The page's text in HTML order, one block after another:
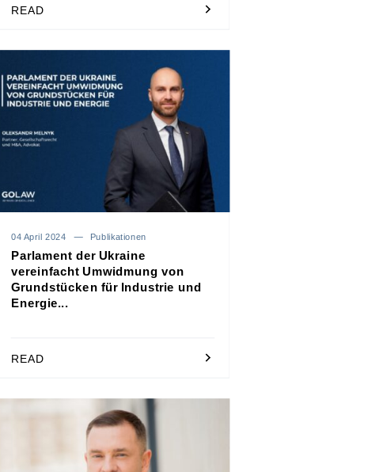
READ
04 April 2024 Publikationen
Parlament der Ukraine
vereinfacht Umwidmung von
Grundstücken für Industrie und
Energie...
READ